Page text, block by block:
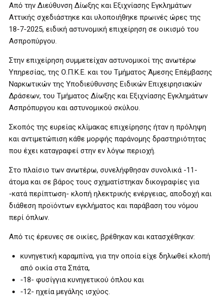
Από την Διεύθυνση Δίωξης και Εξιχνίασης Εγκλημάτων
Αττικής σχεδιάστηκε και υλοποιήθηκε πρωινές ώρες της
18-7-2025, ειδική αστυνομική επιχείρηση σε οικισμό του
Ασπροπύργου.
Στην επιχείρηση συμμετείχαν αστυνομικοί της ανωτέρω
Υπηρεσίας, της Ο.Π.Κ.Ε. και του Τμήματος Άμεσης Επέμβασης
Ναρκωτικών της Υποδιεύθυνσης Ειδικών Επιχειρησιακών
Δράσεων, του Τμήματος Δίωξης και Εξιχνίασης Εγκλημάτων
Ασπρόπυργου και αστυνομικού σκύλου.
Σκοπός της ευρείας κλίμακας επιχείρησης ήταν η πρόληψη
και αντιμετώπιση κάθε μορφής παράνομης δραστηριότητας
που έχει καταγραφεί στην εν λόγω περιοχή.
Στο πλαίσιο των ανωτέρω, συνελήφθησαν συνολικά -11-
άτομα και σε βάρος τους σχηματίστηκαν δικογραφίες για
-κατά περίπτωση- κλοπή ηλεκτρικής ενέργειας, αποδοχή και
διάθεση προϊόντων εγκλήματος και παράβαση του νόμου
περί όπλων.
Από τις έρευνες σε οικίες, βρέθηκαν και κατασχέθηκαν:
κυνηγετική καραμπίνα, για την οποία είχε δηλωθεί κλοπή
από οικία στα Σπάτα,
-18- φυσίγγια κυνηγετικού όπλου και
-12- ηχεία μεγάλης ισχύος.